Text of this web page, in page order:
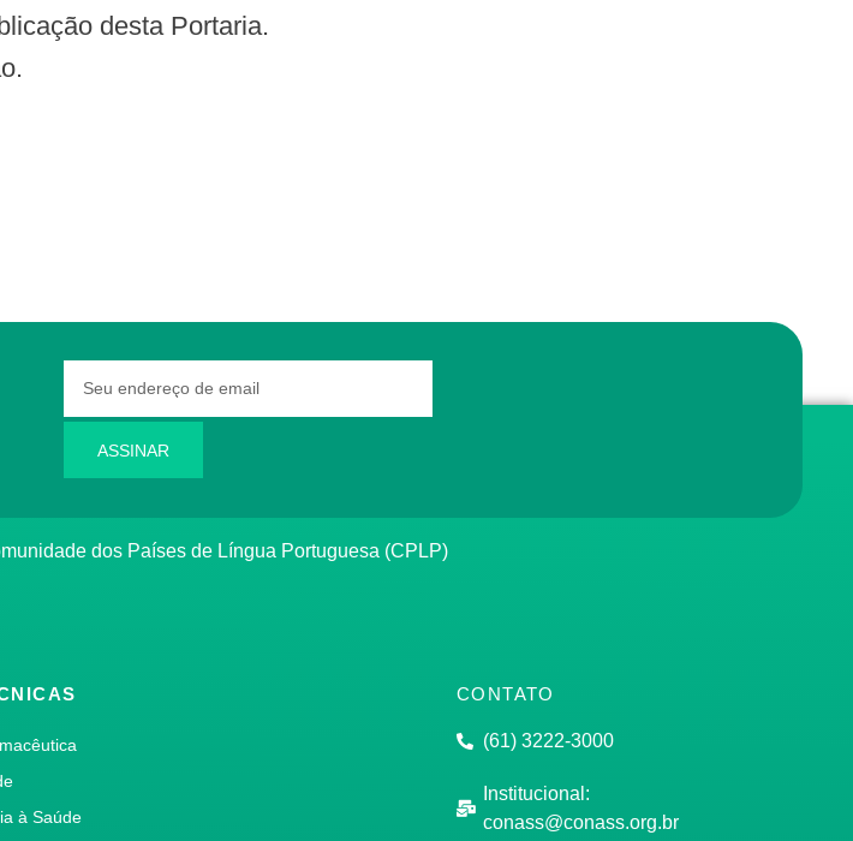
desta Portaria.
ASSINAR
dos Países de Língua Portuguesa (CPLP)
à Saúde
CONTATO
(61) 3222-3000
Institucional:
conass@conass.org.br